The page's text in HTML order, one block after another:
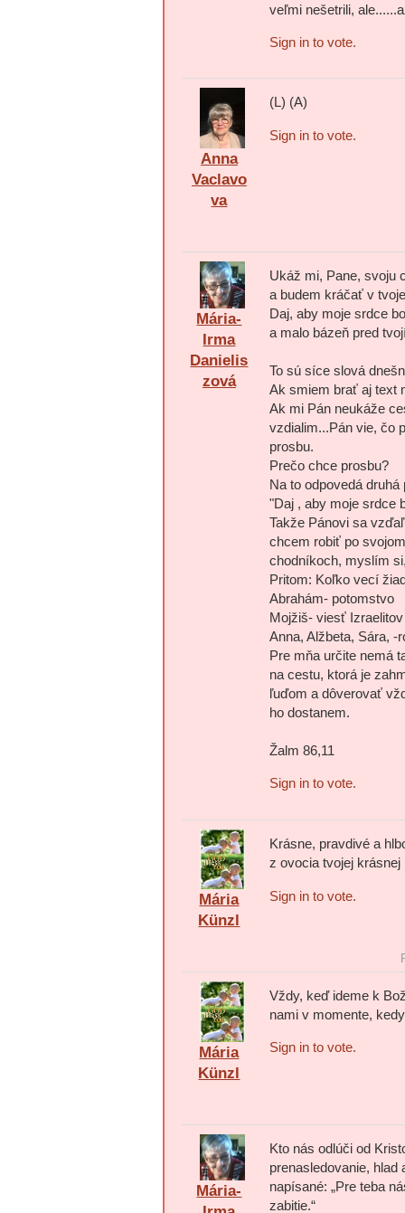
veľmi nešetrili,
Sign in to vote.
Anna
Vaclavo
va
(L) (A)
Sign in to vote.
Mária-
Irma
Danielis
zová
Ukáž mi, Pane, svoju
a budem kráčať v
Daj, aby moje srdce
a malo bázeň pred
To sú síce slová
Ak smiem brať aj text
Ak mi Pán neukáže
vzdialim...Pán vie, čo
prosbu.
Prečo chce prosbu?
Na to odpovedá
"Daj , aby moje srdce
Takže Pánovi sa
chcem robiť po
chodníkoch, myslím
Pritom: Koľko vecí
Abrahám- potomstvo
Mojžiš- viesť Izraelitov
Anna, Alžbeta, Sára, -
Pre mňa určite nemá
na cestu, ktorá je
ľuďom a dôverovať
ho dostanem.
Žalm 86,11
Sign in to vote.
Mária
Künzl
Krásne, pravdivé a
z ovocia tvojej
Sign in to vote.
Mária
Künzl
Vždy, keď ideme k
nami v momente,
Sign in to vote.
Mária-
Kto nás odlúči od
prenasledovanie, hlad
napísané: „Pre teba
zabitie.“